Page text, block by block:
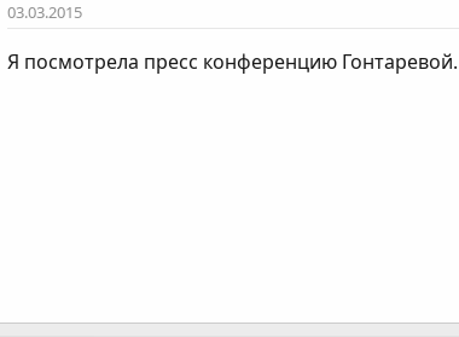
03.03.2015
Я посмотрела пресс конференцию